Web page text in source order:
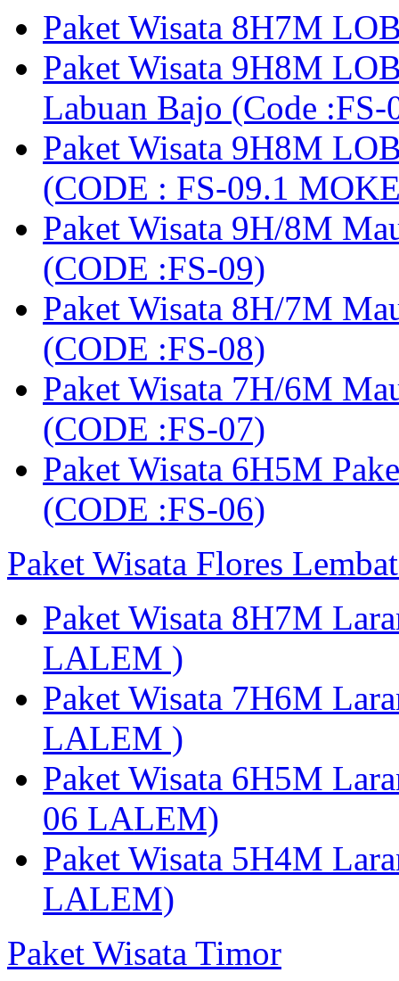
Paket Wisata 8H7M
Paket Wisata 9H8M
Labuan Bajo (Code
Paket Wisata 9H8M
(CODE : FS-09.1
Paket Wisata 9H/8M
(CODE :FS-09)
Paket Wisata 8H/7M
(CODE :FS-08)
Paket Wisata 7H/6M
(CODE :FS-07)
Paket Wisata 6H5M
(CODE :FS-06)
Paket Wisata Flores
Paket Wisata 8H7M
LALEM )
Paket Wisata 7H6M
LALEM )
Paket Wisata 6H5M
06 LALEM)
Paket Wisata 5H4M
LALEM)
Paket Wisata Timor